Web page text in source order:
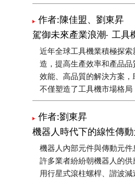
作者:陳佳盟、劉東昇
駕御未來產業浪潮- 工具
近年全球工具機業積極探
造，提高生產效率和產品
效能、高品質的解決方案
不僅塑造了工具機市場格局
作者:劉東昇
機器人時代下的線性傳
機器人內部元件與傳動元
許多業者紛紛朝機器人的
用行星式滾柱螺桿、諧波